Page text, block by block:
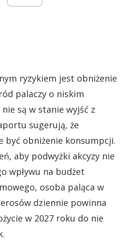
ryzykiem jest obniżenie
palaczy o niskim
są w stanie wyjść z
sugerują, że
być obniżenie konsumpcji.
aby podwyżki akcyzy nie
wpływu na budżet
osoba paląca w
dziennie powinna
w 2027 roku do nie